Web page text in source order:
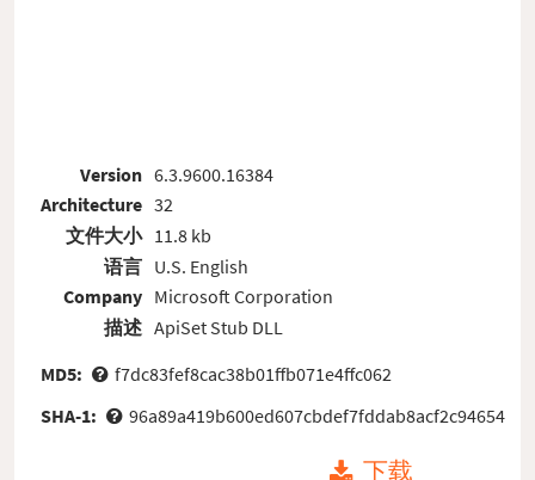
Version
Architecture
文件大小
语言
Company
描述
6.3.9600.16384
32
11.8 kb
U.S. English
Microsoft Corporation
ApiSet Stub DLL
MD5:
f7dc83fef8cac38b01ffb071e4ffc062
SHA-1:
96a89a419b600ed607cbdef7fddab8acf2c94654
下载